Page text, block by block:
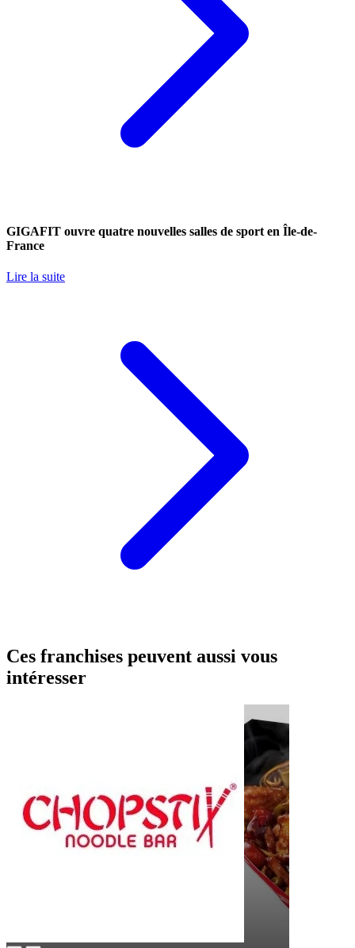
GIGAFIT ouvre quatre nouvelles salles de sport en Île-de-
France
Lire la suite
Ces franchises peuvent aussi vous
intéresser